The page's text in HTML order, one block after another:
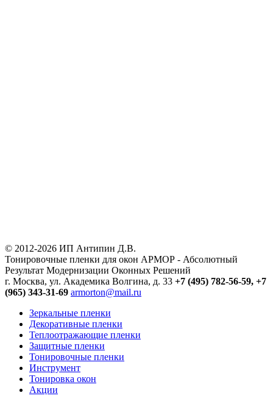
© 2012-2026 ИП Антипин Д.В.
Тонировочные пленки для окон АРМОР - Абсолютный
Результат Модернизации Оконных Решений
г. Москва, ул. Академика Волгина, д. 33 +7 (495) 782-56-59, +7
(965) 343-31-69 armorton@mail.ru
Зеркальные пленки
Декоративные пленки
Теплоотражающие пленки
Защитные пленки
Тонировочные пленки
Инструмент
Тонировка окон
Акции